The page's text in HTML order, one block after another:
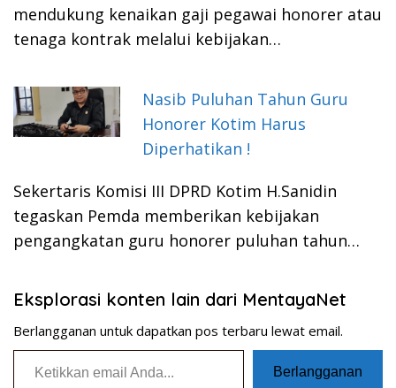
mendukung kenaikan gaji pegawai honorer atau
tenaga kontrak melalui kebijakan…
Nasib Puluhan Tahun Guru
Honorer Kotim Harus
Diperhatikan !
Sekertaris Komisi III DPRD Kotim H.Sanidin
tegaskan Pemda memberikan kebijakan
pengangkatan guru honorer puluhan tahun…
Eksplorasi konten lain dari MentayaNet
Berlangganan untuk dapatkan pos terbaru lewat email.
Ketikkan email Anda...
Berlangganan